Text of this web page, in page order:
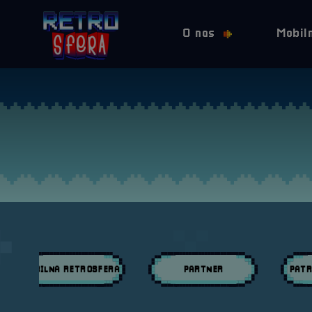
O nas
MOBILNA RETROSFERA PARTNER